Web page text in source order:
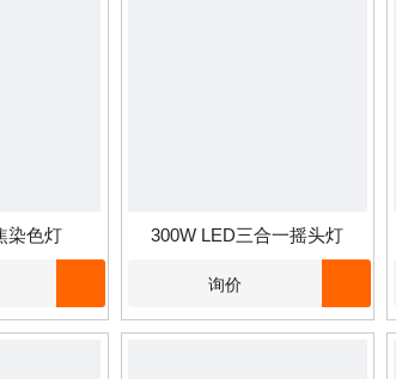
染色灯 300W LED三合一摇头灯
询价